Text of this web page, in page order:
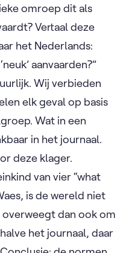
omroep dit als
Vertaal deze
het Nederlands:
aanvaarden?”
Wij verbieden
elk geval op basis
Wat in een
in het journaal.
deze klager.
van vier “what
is de wereld niet
overweegt dan ook om
het journaal, daar